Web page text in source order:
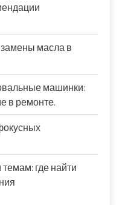
масла в
машинки:
в ремонте.
где найти